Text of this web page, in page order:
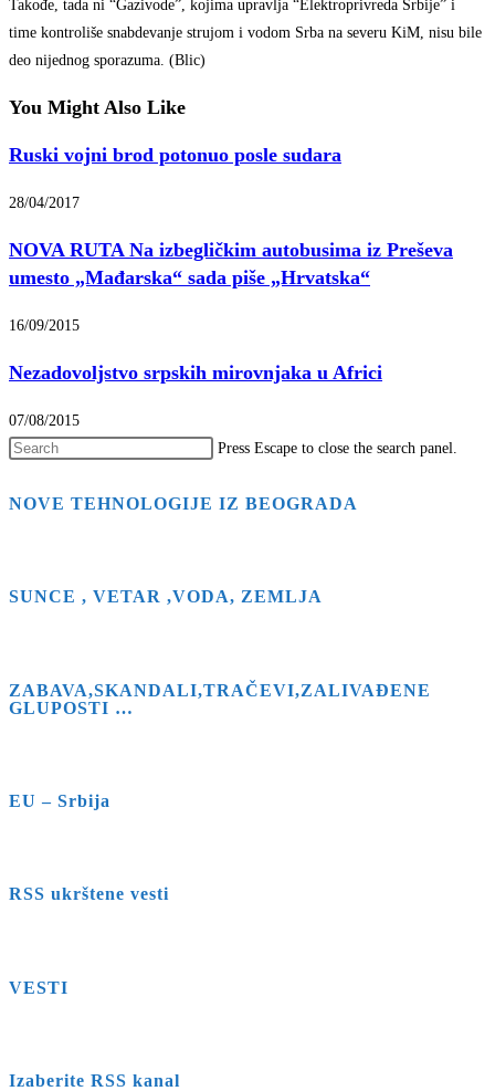
Takođe, tada ni “Gazivode”, kojima upravlja “Elektroprivreda Srbije” i
time kontroliše snabdevanje strujom i vodom Srba na severu KiM, nisu bile
deo nijednog sporazuma. (Blic)
You Might Also Like
Ruski vojni brod potonuo posle sudara
28/04/2017
NOVA RUTA Na izbegličkim autobusima iz Preševa
umesto „Mađarska“ sada piše „Hrvatska“
16/09/2015
Nezadovoljstvo srpskih mirovnjaka u Africi
07/08/2015
Press Escape to close the search panel.
NOVE TEHNOLOGIJE IZ BEOGRADA
SUNCE , VETAR ,VODA, ZEMLJA
ZABAVA,SKANDALI,TRAČEVI,ZALIVAĐENE
GLUPOSTI …
EU – Srbija
RSS ukrštene vesti
VESTI
Izaberite RSS kanal